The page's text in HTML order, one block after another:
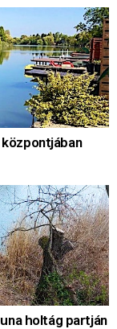
holtág partján